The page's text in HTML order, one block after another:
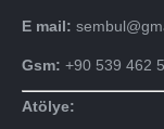
E mail:
Gsm: +90 539 462
Atölye: